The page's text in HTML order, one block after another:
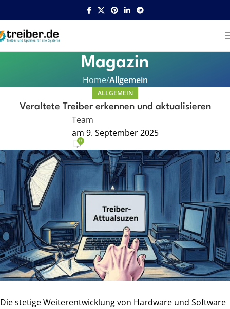
Magazin
Home Allgemein
ALLGEMEIN
Veraltete Treiber erkennen und aktualisieren
Team
am 9. September 2025
0
Die stetige Weiterentwicklung von Hardware und Software